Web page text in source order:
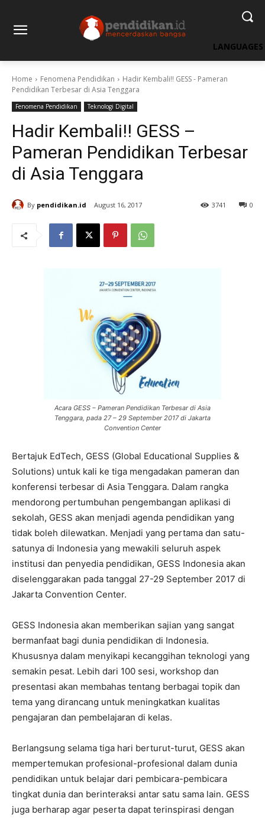
LANGUAGES
Home Fenomena Pendidikan
Hadir Kembali!! GESS - Pameran
Pendidikan Terbesar di Asia Tenggara
Fenomena Pendidikan Teknologi Digital
Hadir Kembali!! GESS –
Pameran Pendidikan Terbesar
di Asia Tenggara
By pendidikan.id August 16, 2017 0
3741
Acara GESS – Pameran Pendidikan Terbesar di Asia
Tenggara, pada 27 – 29 September 2017 di Jakarta
Convention Center
Bertajuk EdTech, GESS (Global Educational Supplies &
Solutions) untuk kali ke tiga mengadakan pameran dan
konferensi terbesar di Asia Tenggara. Dalam rangka
mendorong pertumbuhan pengembangan aplikasi di
sekolah, GESS akan menjadi agenda pendidikan yang
tidak boleh dilewatkan. Menjadi yang pertama dan satu-
satunya di Indonesia yang mewakili seluruh aspek
institusi dan penyedia pendidikan, GESS Indonesia akan
diselenggarakan pada tanggal 27-29 September 2017 di
Jakarta Convention Center.
GESS Indonesia akan memberikan sajian yang sangat
bermanfaat bagi dunia pendidikan di Indonesia.
Khususnya dalam menyikapi kecanggihan teknologi yang
semakin pesat. Lebih dari 100 sesi, workshop dan
presentasi akan membahas tentang berbagai topik dan
tema yang dirancang untuk meningkatkan kualitas
pengajaran dan pembelajaran di kelas.
Berlangsung selama tiga hari berturut-turut, GESS akan
mempertemukan profesional-profesional dalam dunia
pendidikan untuk belajar dari pembicara-pembicara
tingkat dunia dan berinteraksi antar satu sama lain. GESS
juga berharap agar peserta dapat terinspirasi dengan